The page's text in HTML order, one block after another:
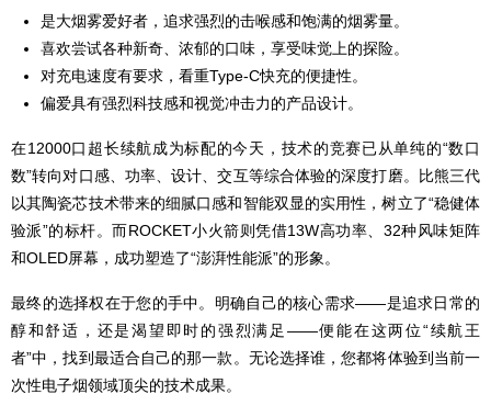
是大烟雾爱好者，追求强烈的击喉感和饱满的烟雾量。
喜欢尝试各种新奇、浓郁的口味，享受味觉上的探险。
对充电速度有要求，看重Type-C快充的便捷性。
偏爱具有强烈科技感和视觉冲击力的产品设计。
在12000口超长续航成为标配的今天，技术的竞赛已从单纯的“数口
数”转向对口感、功率、设计、交互等综合体验的深度打磨。比熊三代
以其陶瓷芯技术带来的细腻口感和智能双显的实用性，树立了“稳健体
验派”的标杆。而ROCKET小火箭则凭借13W高功率、32种风味矩阵
和OLED屏幕，成功塑造了“澎湃性能派”的形象。
最终的选择权在于您的手中。明确自己的核心需求——是追求日常的
醇和舒适，还是渴望即时的强烈满足——便能在这两位“续航王
者”中，找到最适合自己的那一款。无论选择谁，您都将体验到当前一
次性电子烟领域顶尖的技术成果。